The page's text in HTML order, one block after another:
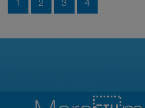
1 2 3 4